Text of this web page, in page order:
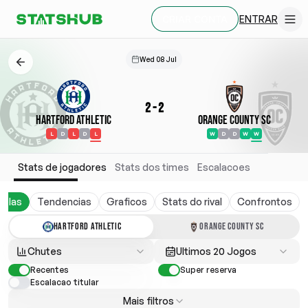
ENTRAR
Wed 08 Jul
Hartford Athletic
L D L D L
2-2
Orange County SC
W D D W W
Stats de jogadores Stats dos times Escalacoes
Tendencias Graficos Stats do rival Confrontos
HARTFORD ATHLETIC ORANGE COUNTY SC
Chutes Ultimos 20 Jogos
Recentes
Super reserva
Escalacao titular
Mais filtros